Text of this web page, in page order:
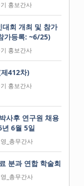
홍보간사
회 개최 및 참가
가등록: ~6/25)
홍보간사
412차)
홍보간사
사후 연구원 채용
6월 5일
_총무간사
분과 연합 학술회
_총무간사